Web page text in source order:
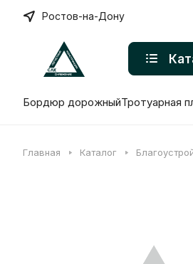
Ростов-на-Дону
Бордюр дорожныйТротуарная
Главная Каталог